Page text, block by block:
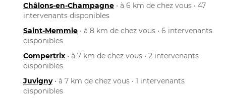
Châlons-en-Champagne • à 6 km de chez vous • 47
intervenants disponibles
Saint-Memmie • à 8 km de chez vous • 6 intervenants
disponibles
Compertrix • à 7 km de chez vous • 2 intervenants
disponibles
Juvigny• à 7 km de chez vous • 1 intervenants
disponibles